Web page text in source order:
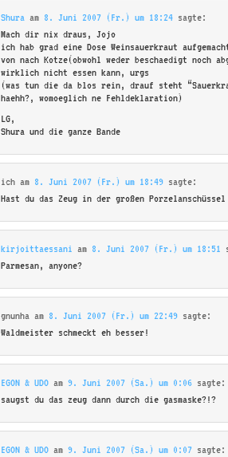
Shura am 8. Juni 2007 (Fr.) um 18:24 sagte:
Mach dir nix draus, Jojo
ich hab grad eine Dose Weinsauerkraut
von nach Kotze(obwohl weder beschaedigt noch
wirklich nicht essen kann, urgs
(was tun die da blos rein, drauf steht
haehh?, womoeglich ne Fehldeklaration)
LG,
Shura und die ganze Bande
ich am 8. Juni 2007 (Fr.) um 18:49 sagte:
Hast du das Zeug in der großen
kirjoittaessani am 8. Juni 2007 (Fr.) um 18:51
Parmesan, anyone?
gnunha am 8. Juni 2007 (Fr.) um 22:49 sagte:
Waldmeister schmeckt eh besser!
EGON & UDO am 9. Juni 2007 (Sa.) um 0:06 sagte:
saugst du das zeug dann durch die gasmaske?!?
EGON & UDO am 9. Juni 2007 (Sa.) um 0:07 sagte: